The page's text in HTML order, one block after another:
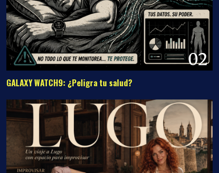
02
GALAXY WATCH9: ¿Peligra tu salud?